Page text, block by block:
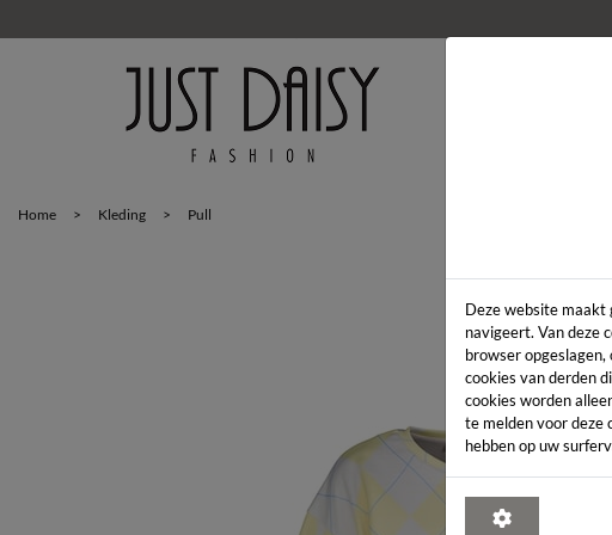
Home > Kleding > Pull
Deze website maakt
navigeert. Van deze
browser
cookies van derden
cookies worden
te melden voor deze
hebben op uw